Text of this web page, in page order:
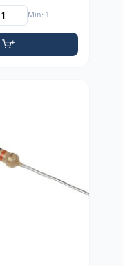
Min: 1